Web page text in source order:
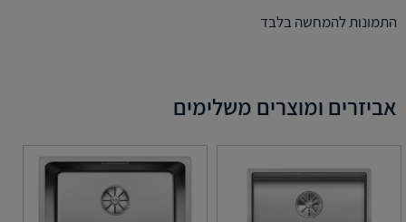
התמונות להמחשה בלבד
אביזרים ומוצרים משלימים